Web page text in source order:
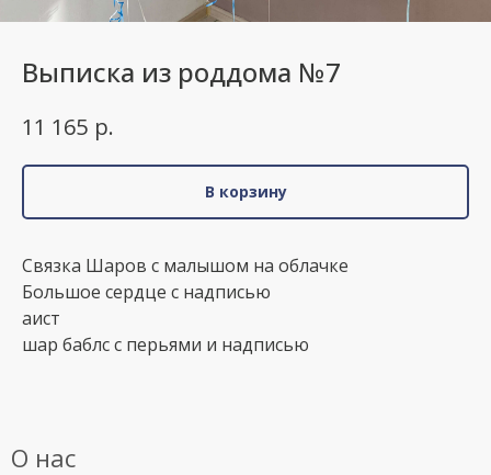
Выписка из роддома №7
11 165 р.
В корзину
Связка Шаров с малышом на облачке
Большое сердце с надписью
аист
шар баблс с перьями и надписью
О нас